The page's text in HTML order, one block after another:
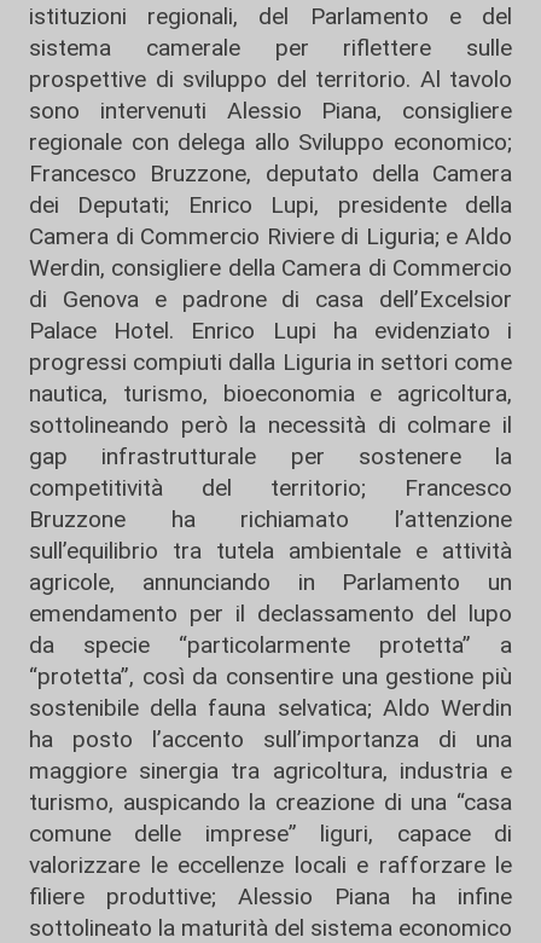
istituzioni regionali, del Parlamento e del
sistema camerale per riflettere sulle
prospettive di sviluppo del territorio. Al tavolo
sono intervenuti Alessio Piana, consigliere
regionale con delega allo Sviluppo economico;
Francesco Bruzzone, deputato della Camera
dei Deputati; Enrico Lupi, presidente della
Camera di Commercio Riviere di Liguria; e Aldo
Werdin, consigliere della Camera di Commercio
di Genova e padrone di casa dell’Excelsior
Palace Hotel. Enrico Lupi ha evidenziato i
progressi compiuti dalla Liguria in settori come
nautica, turismo, bioeconomia e agricoltura,
sottolineando però la necessità di colmare il
gap infrastrutturale per sostenere la
competitività del territorio; Francesco
Bruzzone ha richiamato l’attenzione
sull’equilibrio tra tutela ambientale e attività
agricole, annunciando in Parlamento un
emendamento per il declassamento del lupo
da specie “particolarmente protetta” a
“protetta”, così da consentire una gestione più
sostenibile della fauna selvatica; Aldo Werdin
ha posto l’accento sull’importanza di una
maggiore sinergia tra agricoltura, industria e
turismo, auspicando la creazione di una “casa
comune delle imprese” liguri, capace di
valorizzare le eccellenze locali e rafforzare le
filiere produttive; Alessio Piana ha infine
sottolineato la maturità del sistema economico